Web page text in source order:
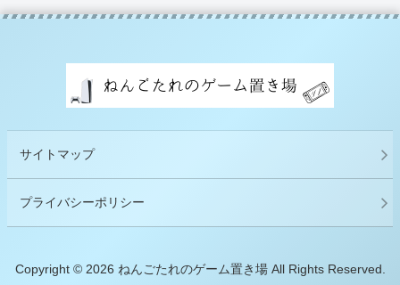
サイトマップ
プライバシーポリシー
Copyright © 2026 ねんごたれのゲーム置き場 All Rights Reserved.